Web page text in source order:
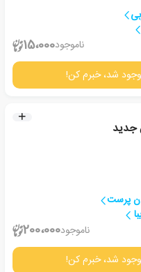
ناموجود15،000
شد، خبرم کن!
جدید
پرست
ناموجود200،000
شد، خبرم کن!